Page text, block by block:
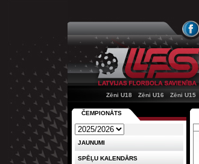
Zēni U18
Zēni U16 Zēni U15
ČEMPIONĀTS
JAUNUMI
SPĒĻU KALENDĀRS